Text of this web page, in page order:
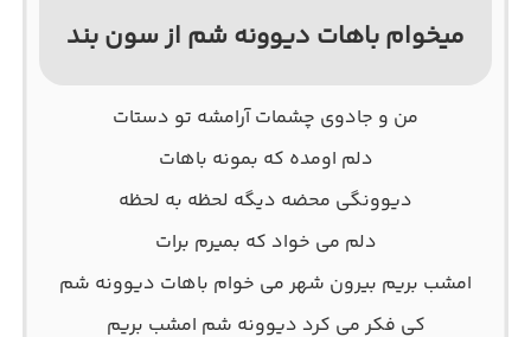
میخوام باهات دیوونه شم از سون بند
ﻣﻦ و ﺟﺎدوی ﭼﺸﻤﺎت آراﻣﺸﻪ ﺗﻮ دﺳﺘﺎت
دﻟﻢ اوﻣﺪه ﻛﻪ ﺑﻤﻮﻧﻪ ﺑﺎﻫﺎت
دﻳﻮوﻧﮕﻰ ﻣﺤﻀﻪ دﻳﮕﻪ ﻟﺤﻈﻪ ﺑﻪ ﻟﺤﻈﻪ
دﻟﻢ ﻣﻰ ﺧﻮاد ﻛﻪ ﺑﻤﻴﺮم ﺑﺮات
اﻣﺸﺐ ﺑﺮﻳﻢ ﺑﻴﺮون ﺷﻬﺮ ﻣﻰ ﺧﻮام ﺑﺎﻫﺎت دﻳﻮوﻧﻪ ﺷﻢ
ﻛﻰ ﻓﻜﺮ ﻣﻰ ﻛﺮد دﻳﻮوﻧﻪ ﺷﻢ اﻣﺸﺐ ﺑﺮﻳﻢ